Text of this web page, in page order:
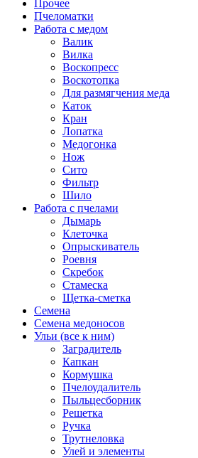
Прочее
Пчеломатки
Работа с медом
Валик
Вилка
Воскопресс
Воскотопка
Для размягчения меда
Каток
Кран
Лопатка
Медогонка
Нож
Сито
Фильтр
Шило
Работа с пчелами
Дымарь
Клеточка
Опрыскиватель
Роевня
Скребок
Стамеска
Щетка-сметка
Семена
Семена медоносов
Ульи (все к ним)
Заградитель
Капкан
Кормушка
Пчелоудалитель
Пыльцесборник
Решетка
Ручка
Трутнеловка
Улей и элементы